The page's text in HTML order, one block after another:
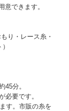
意できます。
り・レース糸・
45分。
必要です。
す。市販の糸を